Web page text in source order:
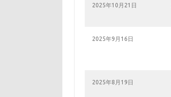
2025年10月21日
2025年9月16日
2025年8月19日